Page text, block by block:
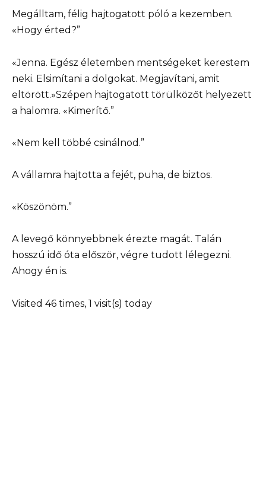
Megálltam, félig hajtogatott póló a kezemben.
«Hogy érted?”
«Jenna. Egész életemben mentségeket kerestem
neki. Elsimítani a dolgokat. Megjavítani, amit
eltörött.»Szépen hajtogatott törülközőt helyezett
a halomra. «Kimerítő.”
«Nem kell többé csinálnod.”
A vállamra hajtotta a fejét, puha, de biztos.
«Köszönöm.”
A levegő könnyebbnek érezte magát. Talán
hosszú idő óta először, végre tudott lélegezni.
Ahogy én is.
Visited 46 times, 1 visit(s) today